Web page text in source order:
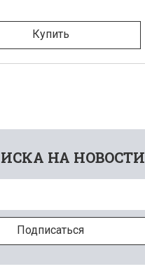
Купить
НА НОВОСТИ